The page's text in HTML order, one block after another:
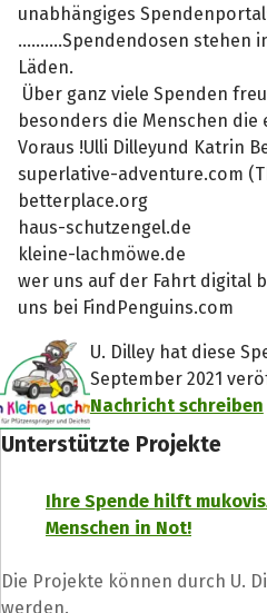
unabhängiges
..........Spendendosen stehen
Läden.
Über ganz viele Spenden
besonders die Menschen
Voraus !Ulli Dilleyund Katrin
superlative-adventure.com
betterplace.org
haus-schutzengel.de
kleine-lachmöwe.de
wer uns auf der Fahrt digital
uns bei FindPenguins.com
U. Dilley hat diese
September 2021
Nachricht schreiben
Unterstützte Projekte
Ihre Spende hilft
Menschen in Not!
Die Projekte können durch U.
werden.